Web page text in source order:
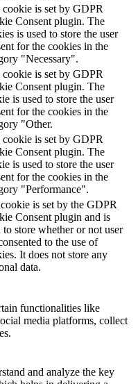
is set by GDPR
Consent plugin. The
is used to store the user
for the cookies in the
"Necessary".
is set by GDPR
Consent plugin. The
is used to store the user
for the cookies in the
"Other.
is set by GDPR
Consent plugin. The
is used to store the user
for the cookies in the
"Performance".
is set by the GDPR
Consent plugin and is
to store whether or not user
to the use of
It does not store any
data.
functionalities like
media platforms, collect
and analyze the key